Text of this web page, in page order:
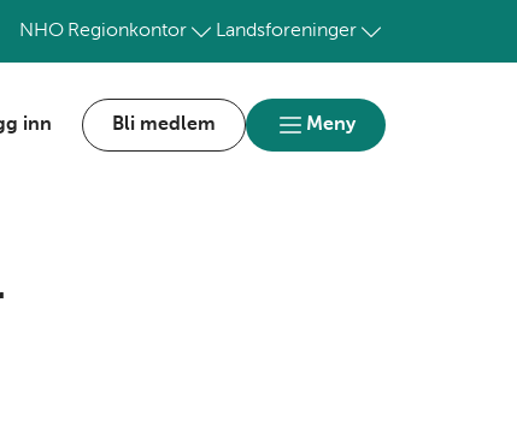
NHO Regionkontor Landsforeninger
inn Bli medlem Meny